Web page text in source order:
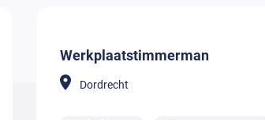
Werkplaatstimmerman
Dordrecht